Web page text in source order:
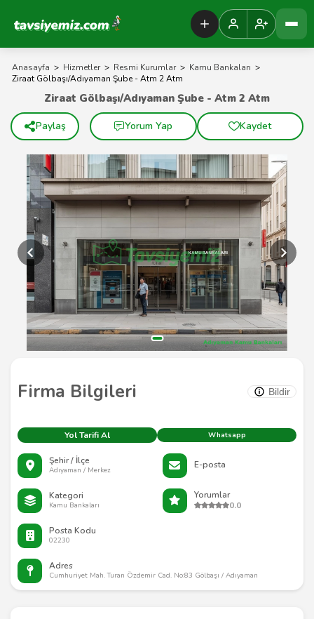
Tavsiyemiz Anasayfa
Anasayfa > Hizmetler > Resmi Kurumlar > Kamu Bankaları >
Ziraat Gölbaşı/Adıyaman Şube - Atm 2 Atm
Firma Bilgileri Bildir
Yol Tarifi Al Whatsapp
Şehir / İlçe
Adıyaman / Merkez E-posta
Kategori
Kamu Bankaları
Yorumlar
0.0
Posta Kodu
02230
Adres
Cumhuriyet Mah. Turan Özdemir Cad. No:83 Gölbaşı / Adıyaman
Ziraat Gölbaşı/Adıyaman Şube - Atm 2 Atm
Paylaş Yorum Yap Kaydet